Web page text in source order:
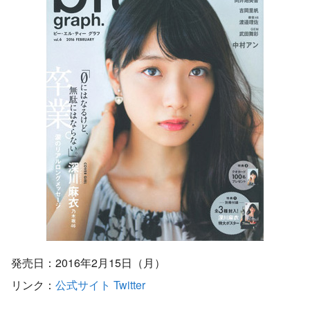
発売日：2016年2月15日（月）
リンク： 公式サイト Twitter